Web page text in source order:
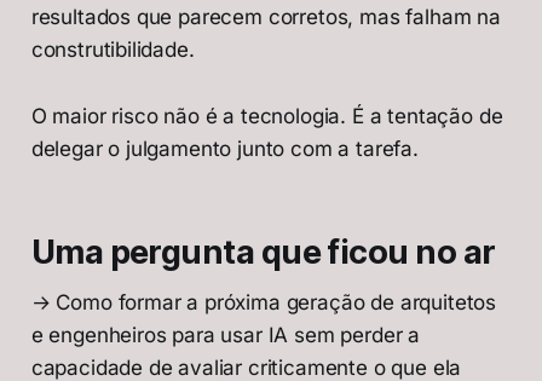
resultados que parecem corretos, mas falham na
construtibilidade.
O maior risco não é a tecnologia. É a tentação de
delegar o julgamento junto com a tarefa.
Uma pergunta que ficou no ar
→ Como formar a próxima geração de arquitetos
e engenheiros para usar IA sem perder a
capacidade de avaliar criticamente o que ela